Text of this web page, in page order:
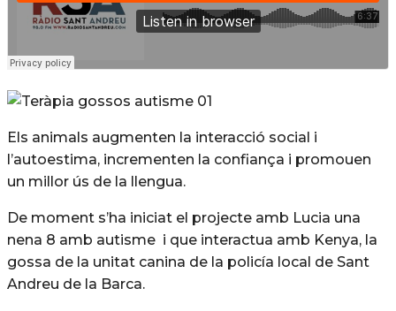
Els animals augmenten la interacció social i
l’autoestima, incrementen la confiança i promouen
un millor ús de la llengua.
De moment s’ha iniciat el projecte amb Lucia una
nena 8 amb autisme i que interactua amb Kenya, la
gossa de la unitat canina de la policía local de Sant
Andreu de la Barca.